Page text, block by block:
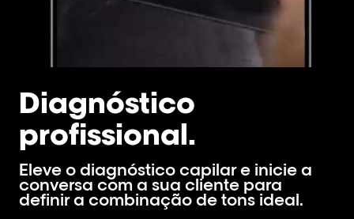
Diagnóstico
profissional.
Eleve o diagnóstico capilar e inicie a
conversa com a sua cliente para
definir a combinação de tons ideal.